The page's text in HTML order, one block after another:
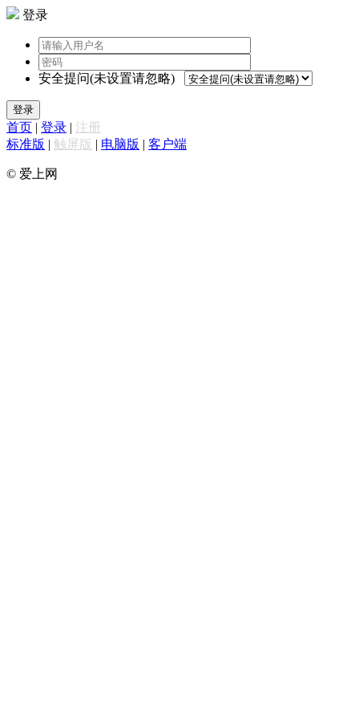
登录
安全提问(未设置请忽略)
登录
首页 | 登录 | 注册
标准版 | 触屏版 | 电脑版 | 客户端
© 爱上网